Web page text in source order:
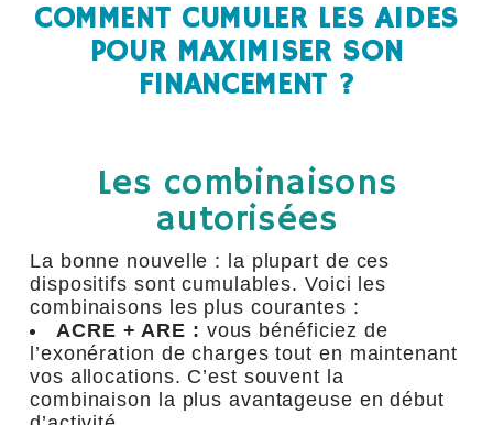
COMMENT CUMULER LES AIDES
POUR MAXIMISER SON
FINANCEMENT ?
Les combinaisons
autorisées
La bonne nouvelle : la plupart de ces
dispositifs sont cumulables. Voici les
combinaisons les plus courantes :
ACRE + ARE : vous bénéficiez de
l’exonération de charges tout en maintenant
vos allocations. C’est souvent la
combinaison la plus avantageuse en début